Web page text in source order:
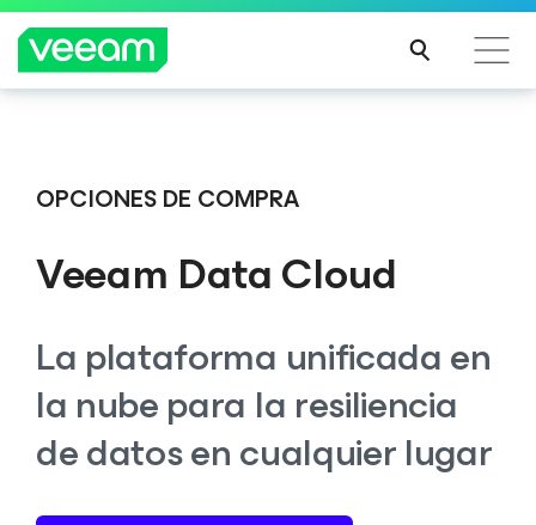
MÁS
RMA
CIÓN
plataforma. Control total.
EXPLORA AHORA
OPCIONES DE COMPRA
Veeam Data Cloud
La plataforma unificada en
la nube para la resiliencia
de datos en cualquier lugar